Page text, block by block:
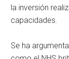
la inversión
capacidades.
Se ha